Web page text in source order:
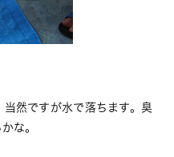
然ですが水で落ちます。臭
な。